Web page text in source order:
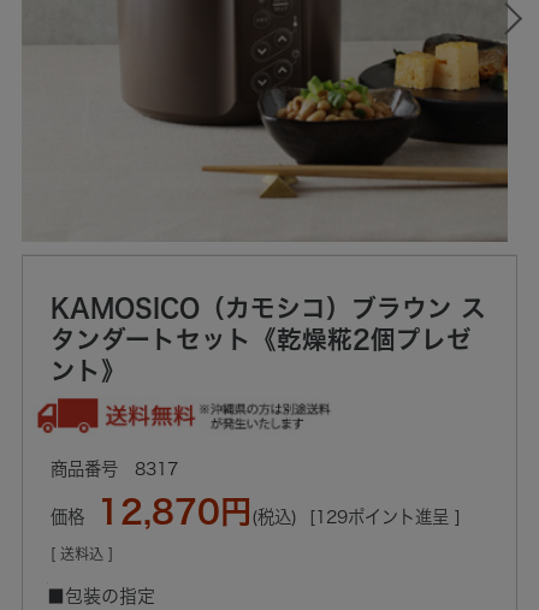
KAMOSICO（カモシコ）ブラウン ス
タンダートセット《乾燥糀2個プレゼ
ント》
8317
価格 12,870円 (税込) [129ポイント進呈 ]
[ 送料込 ]
■包装の指定